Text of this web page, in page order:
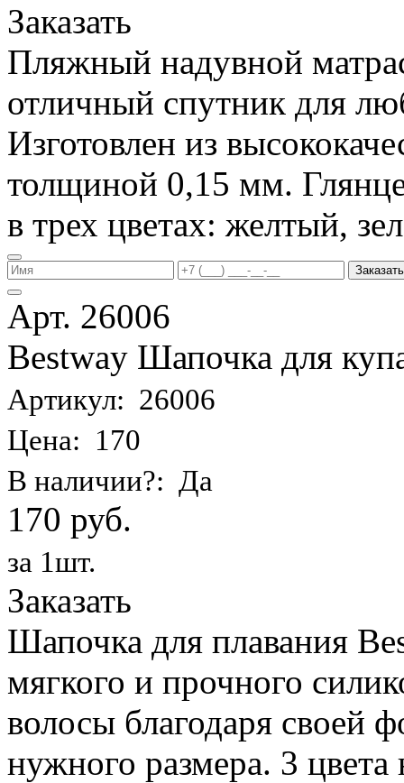
Заказать
Пляжный надувной
отличный спутник для
Изготовлен из
толщиной 0,15 мм.
в трех цветах: желтый,
Заказать
Арт. 26006
Bestway Шапочка для
Артикул: 26006
Цена: 170
В наличии?: Да
170 руб.
за 1шт.
Заказать
Шапочка для плавания
мягкого и прочного
волосы благодаря своей
нужного размера. 3